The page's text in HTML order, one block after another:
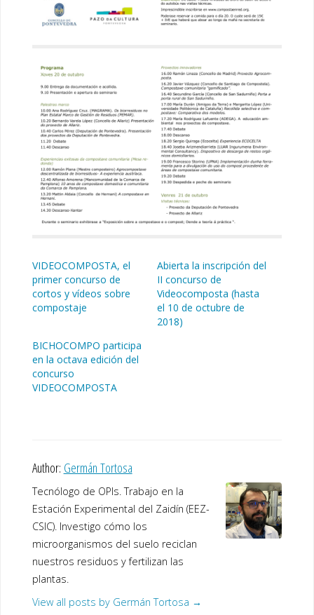
VIDEOCOMPOSTA, el
primer concurso de
cortos y vídeos sobre
compostaje
Abierta la inscripción del
II concurso de
Videocomposta (hasta
el 10 de octubre de
2018)
BICHOCOMPO participa
en la octava edición del
concurso
VIDEOCOMPOSTA
Author: Germán Tortosa
Tecnólogo de OPIs. Trabajo en la
Estación Experimental del Zaidín (EEZ-
CSIC). Investigo cómo los
microorganismos del suelo reciclan
nuestros residuos y fertilizan las
plantas.
View all posts by Germán Tortosa →